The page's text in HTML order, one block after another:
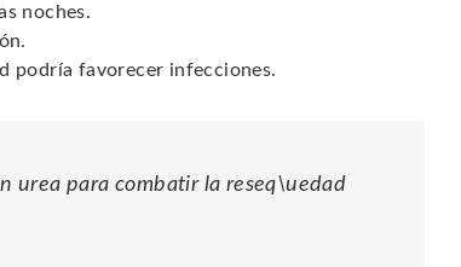
noches.
podría favorecer infecciones.
urea para combatir la reseq\uedad